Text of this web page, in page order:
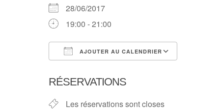
28/06/2017
19:00 - 21:00
AJOUTER AU CALENDRIER
RÉSERVATIONS
Les réservations sont closes